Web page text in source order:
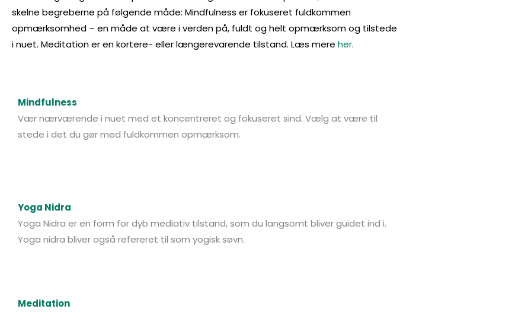
skelne begreberne på følgende måde: Mindfulness er fokuseret fuldkommen
opmærksomhed – en måde at være i verden på, fuldt og helt opmærksom og tilstede
i nuet. Meditation er en kortere- eller længerevarende tilstand. Læs mereher.
Mindfulness
Vær nærværende i nuet med et koncentreret og fokuseret sind. Vælg at være til
stede i det du gør med fuldkommen opmærksom. ​
Yoga Nidra
Yoga Nidra er en form for dyb mediativ tilstand, som du langsomt bliver guidet ind i.
Yoga nidra bliver også refereret til som yogisk søvn.
Meditation